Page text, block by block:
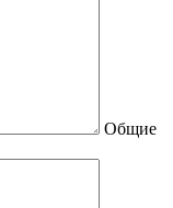
Общие